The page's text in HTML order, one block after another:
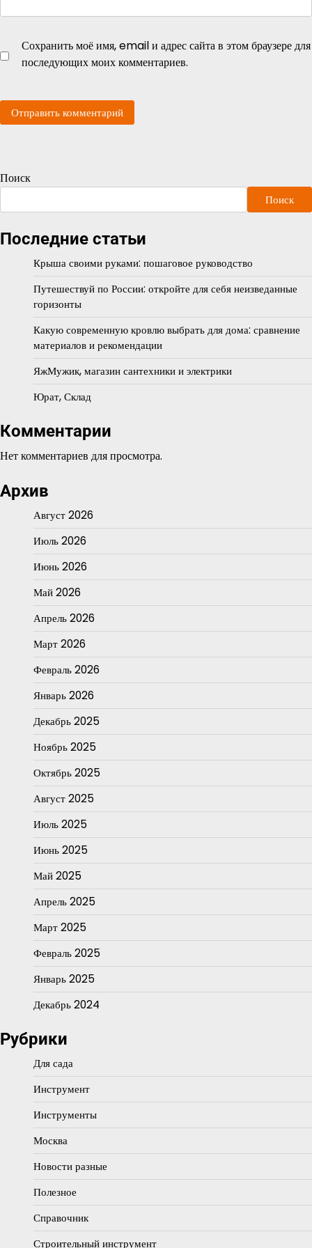
Сохранить моё имя, email и адрес сайта в этом браузере для
последующих моих комментариев.
Поиск
Поиск
Последние статьи
Крыша своими руками: пошаговое руководство
Путешествуй по России: откройте для себя неизведанные
горизонты
Какую современную кровлю выбрать для дома: сравнение
материалов и рекомендации
ЯжМужик, магазин сантехники и электрики
Юрат, Склад
Комментарии
Нет комментариев для просмотра.
Архив
Август 2026
Июль 2026
Июнь 2026
Май 2026
Апрель 2026
Март 2026
Февраль 2026
Январь 2026
Декабрь 2025
Ноябрь 2025
Октябрь 2025
Август 2025
Июль 2025
Июнь 2025
Май 2025
Апрель 2025
Март 2025
Февраль 2025
Январь 2025
Декабрь 2024
Рубрики
Для сада
Инструмент
Инструменты
Москва
Новости разные
Полезное
Справочник
Строительный инструмент